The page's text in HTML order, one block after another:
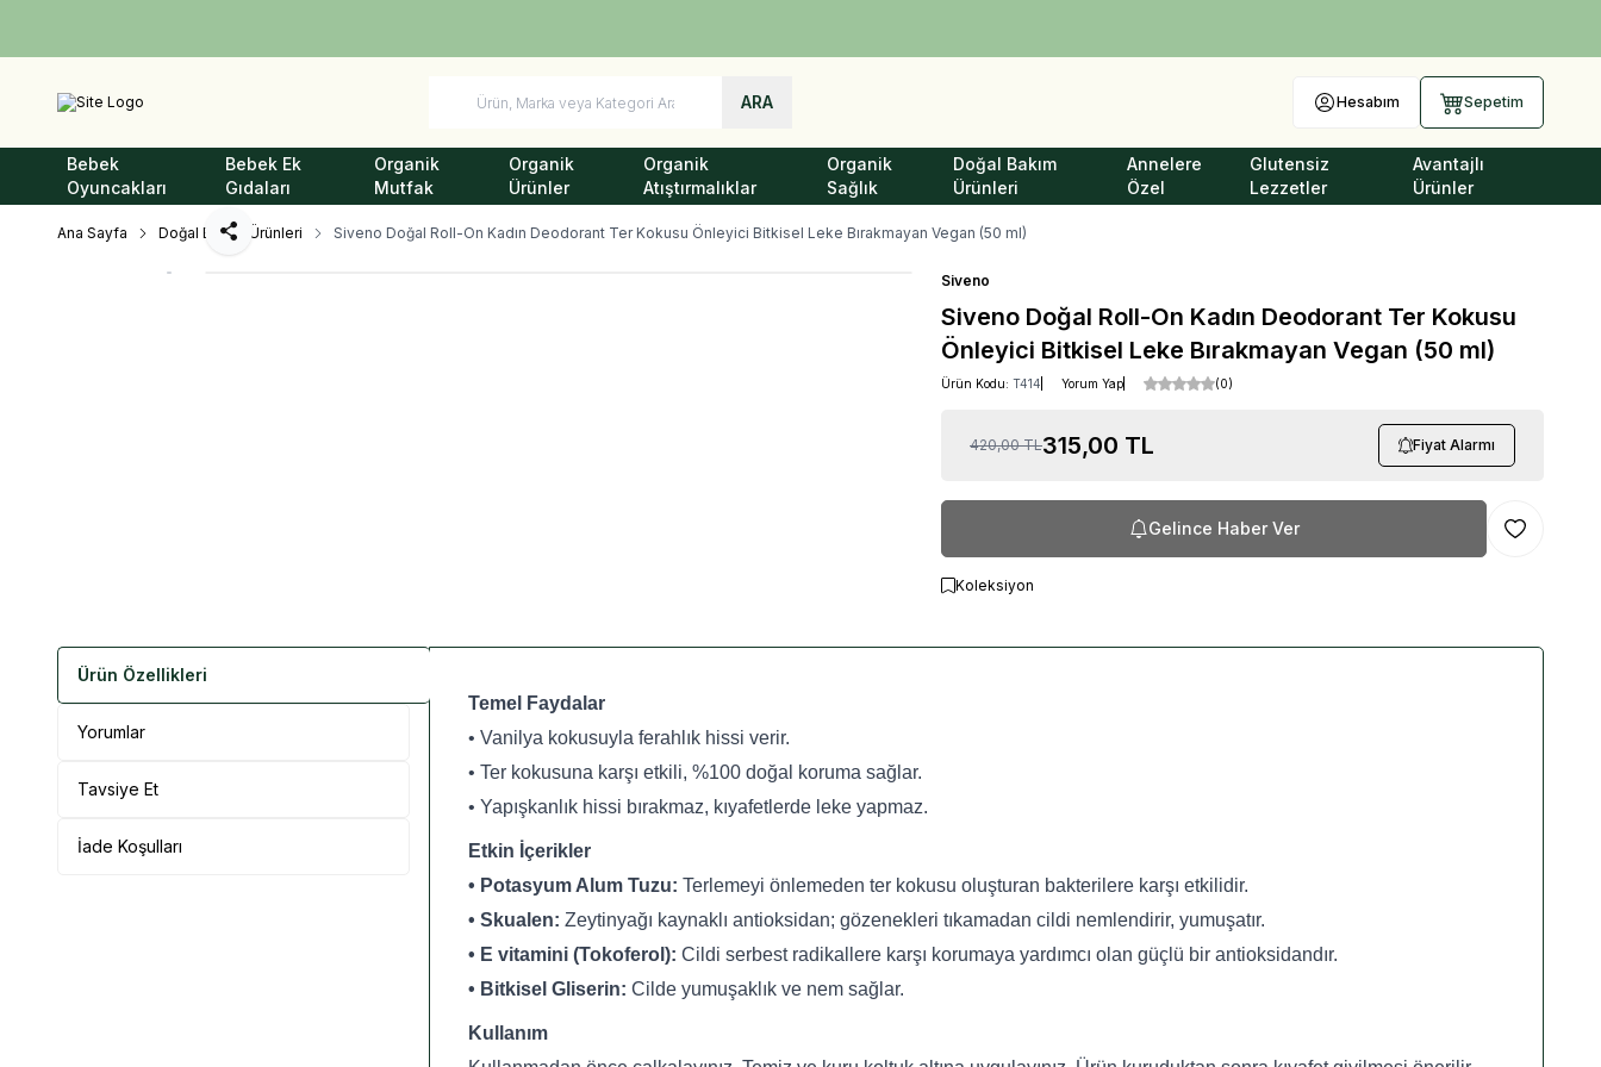
ARA Hesabım Sepetim
Bebek
Oyuncakları
Bebek Ek
Gıdaları
Organik
Mutfak
Organik
Ürünler
Organik
Atıştırmalıklar
Organik
Sağlık
Doğal Bakım
Ürünleri
Annelere
Özel
Glutensiz
Lezzetler
Avantajlı
Ürünler
Ana Sayfa Doğal Bakım Ürünleri Siveno Doğal Roll-On Kadın Deodorant Ter Kokusu Önleyici Bitkisel Leke Bırakmayan Vegan (50 ml)
Paylaş
Siveno
Siveno Doğal Roll-On Kadın Deodorant Ter Kokusu
Önleyici Bitkisel Leke Bırakmayan Vegan (50 ml)
Ürün Kodu: T414 Yorum Yap (0)
420,00TL315,00 TL Fiyat Alarmı
Gelince Haber Ver Favoriye
Koleksiyon
Ürün Özellikleri
Yorumlar
Tavsiye Et
İade Koşulları
Temel Faydalar
• Vanilya kokusuyla ferahlık hissi verir.
• Ter kokusuna karşı etkili, %100 doğal koruma sağlar.
• Yapışkanlık hissi bırakmaz, kıyafetlerde leke yapmaz.
Etkin İçerikler
• Potasyum Alum Tuzu: Terlemeyi önlemeden ter kokusu oluşturan bakterilere karşı etkilidir.
• Skualen: Zeytinyağı kaynaklı antioksidan; gözenekleri tıkamadan cildi nemlendirir, yumuşatır.
• E vitamini (Tokoferol): Cildi serbest radikallere karşı korumaya yardımcı olan güçlü bir antioksidandır.
• Bitkisel Gliserin: Cilde yumuşaklık ve nem sağlar.
Kullanım